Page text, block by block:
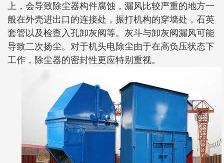
上，会导致除尘器构件腐蚀，漏风比较严重的地方一
般在外壳进出口的连接处，振打机构的穿墙处，石英
套管以及检查入孔卸灰阀等。灰斗与卸灰阀漏风可能
导致二次扬尘。对于机头电除尘由于在高负压状态下
工作，除尘器的密封性更应特别重视。